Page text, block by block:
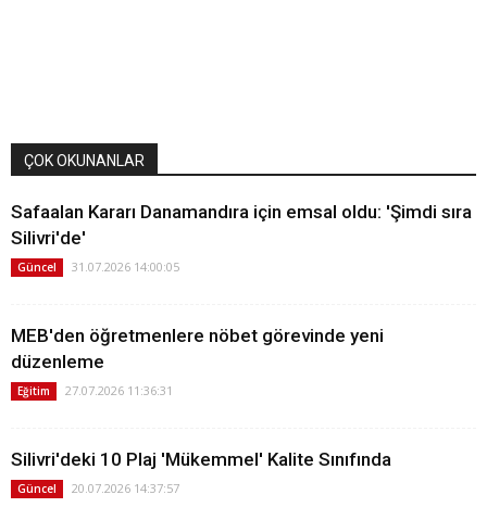
ÇOK OKUNANLAR
Safaalan Kararı Danamandıra için emsal oldu: 'Şimdi sıra
Silivri'de'
Güncel 31.07.2026 14:00:05
MEB'den öğretmenlere nöbet görevinde yeni
düzenleme
Eğitim 27.07.2026 11:36:31
Silivri'deki 10 Plaj 'Mükemmel' Kalite Sınıfında
Güncel 20.07.2026 14:37:57